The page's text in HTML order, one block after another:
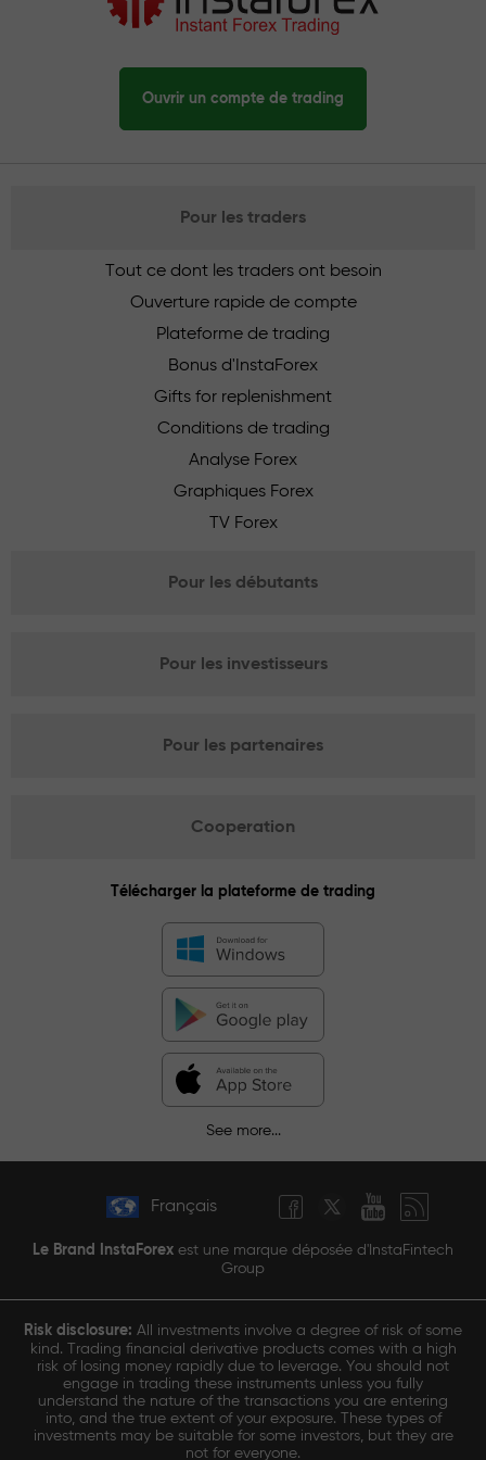
Ouvrir un compte de trading
Pour les traders
Tout ce dont les traders ont besoin
Ouverture rapide de compte
Plateforme de trading
Bonus d'InstaForex
Gifts for replenishment
Conditions de trading
Analyse Forex
Graphiques Forex
TV Forex
Pour les débutants
Pour les investisseurs
Pour les partenaires
Cooperation
Télécharger la plateforme de trading
See more...
Français
Le Brand InstaForex est une marque déposée d'InstaFintech
Group
Risk disclosure: All investments involve a degree of risk of some
kind. Trading financial derivative products comes with a high
risk of losing money rapidly due to leverage. You should not
engage in trading these instruments unless you fully
understand the nature of the transactions you are entering
into, and the true extent of your exposure. These types of
investments may be suitable for some investors, but they are
not for everyone.